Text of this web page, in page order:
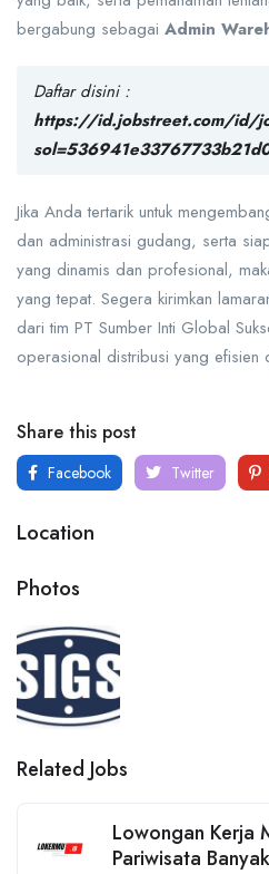
bergabung sebagai Admin
Daftar disini :
https://id.jobstreet.com/id/
Jika Anda tertarik untuk
dan administrasi gudang, serta
yang dinamis dan profesional,
yang tepat. Segera kirimkan
dari tim PT Sumber Inti Global
operasional distribusi yang efisien
Share this post
Facebook Twitter
Location
Photos
Related Jobs
Lowongan Kerja
Pariwisata